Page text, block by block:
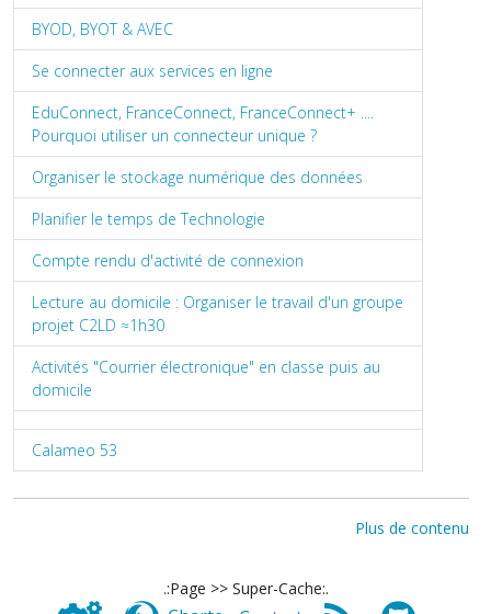
BYOD, BYOT & AVEC
Se connecter aux services en ligne
EduConnect, FranceConnect, FranceConnect+ ....
Pourquoi utiliser un connecteur unique ?
Organiser le stockage numérique des données
Planifier le temps de Technologie
Compte rendu d'activité de connexion
Lecture au domicile : Organiser le travail d'un groupe
projet C2LD ≈1h30
Activités "Courrier électronique" en classe puis au
domicile
Calameo 53
Plus de contenu
.:Page >> Super-Cache:.